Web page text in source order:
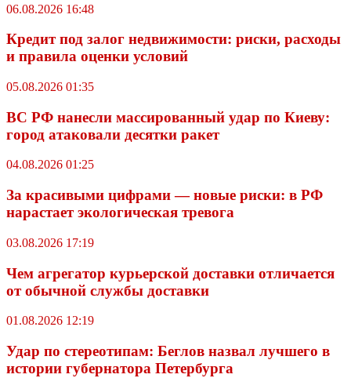
06.08.2026 16:48
Кредит под залог недвижимости: риски, расходы
и правила оценки условий
05.08.2026 01:35
ВС РФ нанесли массированный удар по Киеву:
город атаковали десятки ракет
04.08.2026 01:25
За красивыми цифрами — новые риски: в РФ
нарастает экологическая тревога
03.08.2026 17:19
Чем агрегатор курьерской доставки отличается
от обычной службы доставки
01.08.2026 12:19
Удар по стереотипам: Беглов назвал лучшего в
истории губернатора Петербурга